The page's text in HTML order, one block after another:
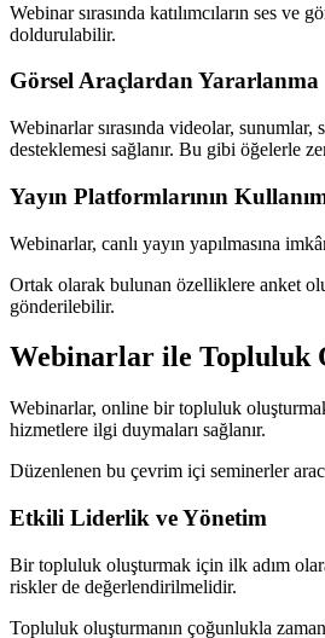
Webinar sırasında katılımcıların ses
doldurulabilir.
Görsel Araçlardan Yararlanma
Webinarlar sırasında videolar,
desteklemesi sağlanır. Bu gibi öğelerle
Yayın Platformlarının
Webinarlar, canlı yayın yapılmasına
Ortak olarak bulunan özelliklere anket
gönderilebilir.
Webinarlar ile Topluluk
Webinarlar, online bir topluluk
hizmetlere ilgi duymaları sağlanır.
Düzenlenen bu çevrim içi seminerler
Etkili Liderlik ve Yönetim
Bir topluluk oluşturmak için ilk adım
riskler de değerlendirilmelidir.
Topluluk oluşturmanın çoğunlukla